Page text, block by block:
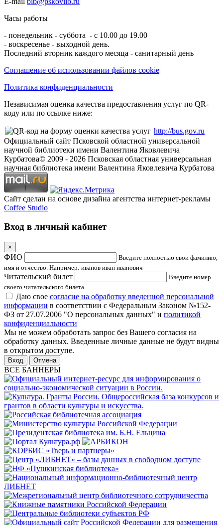
Часы работы
- понедельник - суббота - с 10.00 до 19.00
- воскресенье - выходной день.
Последний вторник каждого месяца - санитарный день
Соглашение об использовании файлов cookie
Политика конфиденциальности
Независимая оценка качества предоставления услуг по QR-
коду или по ссылке ниже:
http://bus.gov.ru
Официальный сайт Псковской областной универсальной
научной библиотеки имени Валентина Яковлевича
Курбатова© 2009 - 2026 Псковская областная универсальная
научная библиотека имени Валентина Яковлевича Курбатова
Сайт сделан на основе дизайна агентства интернет-рекламы
Coffee Studio
Вход в личный кабинет
×
ФИО
Введите полностью свои фамилию,
имя и отчество. Например: иванов иван иванович
Читательский билет
Введите номер
своего читательского билета.
Даю свое согласие на обработку введенной персональной
информации в соответствии с Федеральным Законом №152-
ФЗ от 27.07.2006 "О персональных данных" и политикой
конфиденциальности
Мы не можем обработать запрос без Вашего согласия на
обработку данных. Введенные личные данные не будут видны
в открытом доступе.
Отмена
ВСЕ БАННЕРЫ